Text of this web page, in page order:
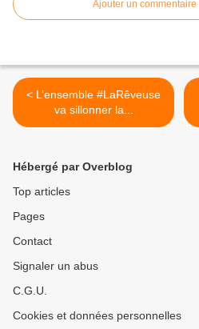
Ajouter un commentaire
< L’ensemble #LaRêveuse
va sillonner la...
Hébergé par Overblog
Top articles
Pages
Contact
Signaler un abus
C.G.U.
Cookies et données personnelles